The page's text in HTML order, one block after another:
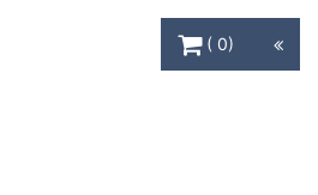
0